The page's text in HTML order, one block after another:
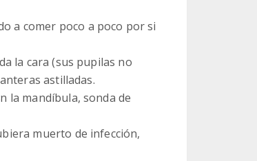
a comer poco a poco por si
la cara (sus pupilas no
astilladas.
la mandíbula, sonda de
muerto de infección,